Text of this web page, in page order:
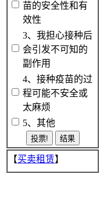
苗的安全性和有
效性
3、我担心接种后
会引发不可知的
副作用
4、接种疫苗的过
程可能不安全或
太麻烦
5、其他
【买卖租赁】